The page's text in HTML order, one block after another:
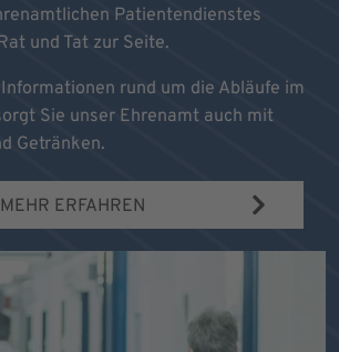
Patientendienstes
und Tat zur Seite.
rund um die Abläufe im
Sie unser Ehrenamt auch mit
Getränken.
MEHR ERFAHREN